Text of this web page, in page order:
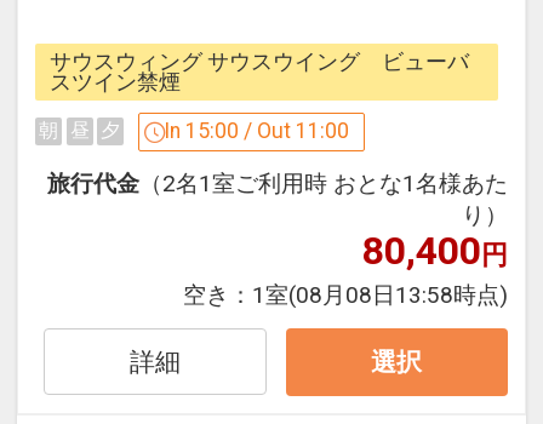
●「食事なしプラン」と「朝食付プラ
ン」を掲載しています。
※ご覧のページがどちらかを
件】の項目でご確認のうえ、予約にお進
み下さい。
設定期間：2026年4月1日～2026年9月
インターネットコース番号：DP-1-
17525857
ここがポイント！
●お部屋内冷蔵庫に「緑茶１本・ミネラ
ルウォーター１本・スナック菓子１個」
をご用意。
（１室につき滞在中１セット）
「食事なしプラン」と「朝食付プラン」
をご用意しています。
●「食事なしプラン」と「朝食付プラ
サウスウィング サウスウイング ビューバ
スツイン禁煙
朝 昼 夕 In 15:00 / Out 11:00
旅行代金 （2名1室ご利用時 おとな1名様あた
り）
80,400円
空き： 1室(08月08日13:58時点)
詳細 選択